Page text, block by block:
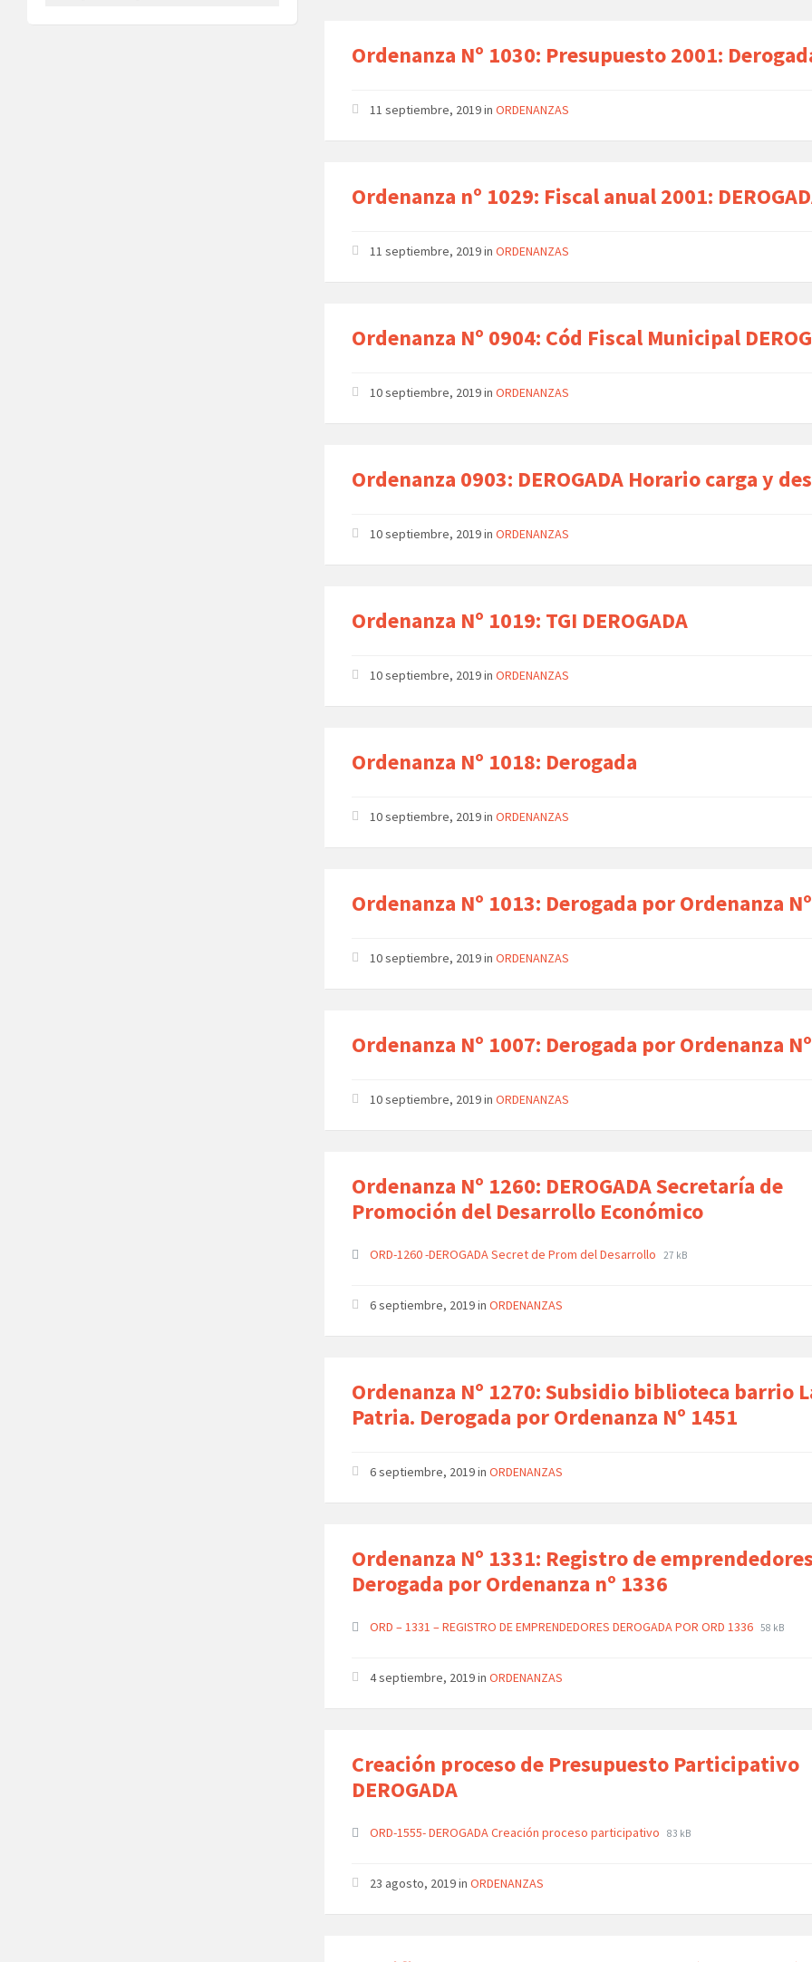
Ordenanza Nº 1030: Presupuesto 2001:
11 septiembre, 2019inORDENANZAS
Ordenanza nº 1029: Fiscal anual 2001:
11 septiembre, 2019inORDENANZAS
Ordenanza Nº 0904: Cód Fiscal Municipal
10 septiembre, 2019inORDENANZAS
Ordenanza 0903: DEROGADA Horario carga y
10 septiembre, 2019inORDENANZAS
Ordenanza Nº 1019: TGI DEROGADA
10 septiembre, 2019inORDENANZAS
Ordenanza Nº 1018: Derogada
10 septiembre, 2019inORDENANZAS
Ordenanza Nº 1013: Derogada por Ordenanza
10 septiembre, 2019inORDENANZAS
Ordenanza Nº 1007: Derogada por Ordenanza
10 septiembre, 2019inORDENANZAS
Ordenanza Nº 1260: DEROGADA Secretaría de
Promoción del Desarrollo Económico
ORD-1260 -DEROGADA Secret de Prom del Desarrollo 27 kB
6 septiembre, 2019inORDENANZAS
Ordenanza Nº 1270: Subsidio biblioteca barrio
Patria. Derogada por Ordenanza Nº 1451
6 septiembre, 2019inORDENANZAS
Ordenanza Nº 1331: Registro de
Derogada por Ordenanza nº 1336
ORD – 1331 – REGISTRO DE EMPRENDEDORES DEROGADA POR ORD 1336 58 kB
4 septiembre, 2019inORDENANZAS
Creación proceso de Presupuesto Participativo
DEROGADA
ORD-1555- DEROGADA Creación proceso participativo 83 kB
23 agosto, 2019inORDENANZAS